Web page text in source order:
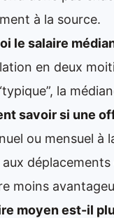
à la source.
le salaire
en deux
la
savoir si une
ou mensuel à
aux
moins
moyen est-il